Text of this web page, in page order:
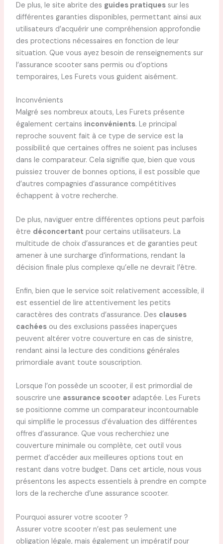
De plus, le site abrite des guides pratiquessur les
différentes garanties disponibles, permettant ainsi aux
utilisateurs d’acquérir une compréhension approfondie
des protections nécessaires en fonction de leur
situation. Que vous ayez besoin de renseignements sur
l’assurance scooter sans permis ou d’options
temporaires, Les Furets vous guident aisément.
Inconvénients
Malgré ses nombreux atouts, Les Furets présente
également certains inconvénients. Le principal
reproche souvent fait à ce type de service est la
possibilité que certaines offres ne soient pas incluses
dans le comparateur. Cela signifie que, bien que vous
puissiez trouver de bonnes options, il est possible que
d’autres compagnies d’assurance compétitives
échappent à votre recherche.
De plus, naviguer entre différentes options peut parfois
être déconcertant pour certains utilisateurs. La
multitude de choix d’assurances et de garanties peut
amener à une surcharge d’informations, rendant la
décision finale plus complexe qu’elle ne devrait l’être.
Enfin, bien que le service soit relativement accessible, il
est essentiel de lire attentivement les petits
caractères des contrats d’assurance. Des clauses
cachéesou des exclusions passées inaperçues
peuvent altérer votre couverture en cas de sinistre,
rendant ainsi la lecture des conditions générales
primordiale avant toute souscription.
Lorsque l’on possède un scooter, il est primordial de
souscrire une assurance scooteradaptée. Les Furets
se positionne comme un comparateur incontournable
qui simplifie le processus d’évaluation des différentes
offres d’assurance. Que vous recherchiez une
couverture minimale ou complète, cet outil vous
permet d’accéder aux meilleures options tout en
restant dans votre budget. Dans cet article, nous vous
présentons les aspects essentiels à prendre en compte
lors de la recherche d’une assurance scooter.
Pourquoi assurer votre scooter ?
Assurer votre scooter n’est pas seulement une
obligation légale, mais également un impératif pour